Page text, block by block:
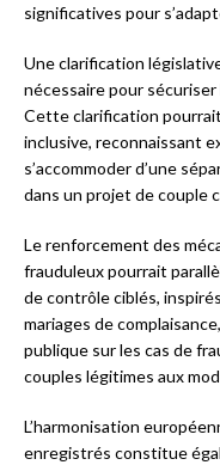
significatives pour
Une clarification
nécessaire pour
Cette clarification
inclusive, reconnaissant
s’accommoder d’une
dans un projet de couple
Le renforcement des
frauduleux pourrait
de contrôle ciblés,
mariages de
publique sur les cas de
couples légitimes aux
L’harmonisation
enregistrés constitue